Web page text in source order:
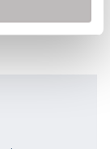
quality